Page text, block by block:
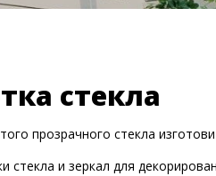
стекла
прозрачного стекла
стекла и зеркал для